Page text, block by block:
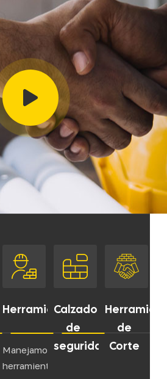
Herramientas
Manejamos
herramientas
Calzado
de
seguridad
de
Corte